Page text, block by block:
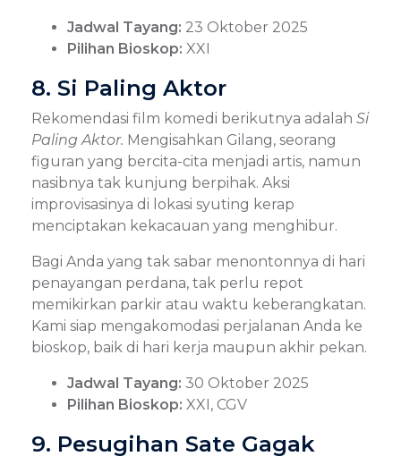
Jadwal Tayang: 23 Oktober 2025
Pilihan Bioskop: XXI
8. Si Paling Aktor
Rekomendasi film komedi berikutnya adalah Si
Paling Aktor. Mengisahkan Gilang, seorang
figuran yang bercita-cita menjadi artis, namun
nasibnya tak kunjung berpihak. Aksi
improvisasinya di lokasi syuting kerap
menciptakan kekacauan yang menghibur.
Bagi Anda yang tak sabar menontonnya di hari
penayangan perdana, tak perlu repot
memikirkan parkir atau waktu keberangkatan.
Kami siap mengakomodasi perjalanan Anda ke
bioskop, baik di hari kerja maupun akhir pekan.
Jadwal Tayang: 30 Oktober 2025
Pilihan Bioskop: XXI, CGV
9. Pesugihan Sate Gagak